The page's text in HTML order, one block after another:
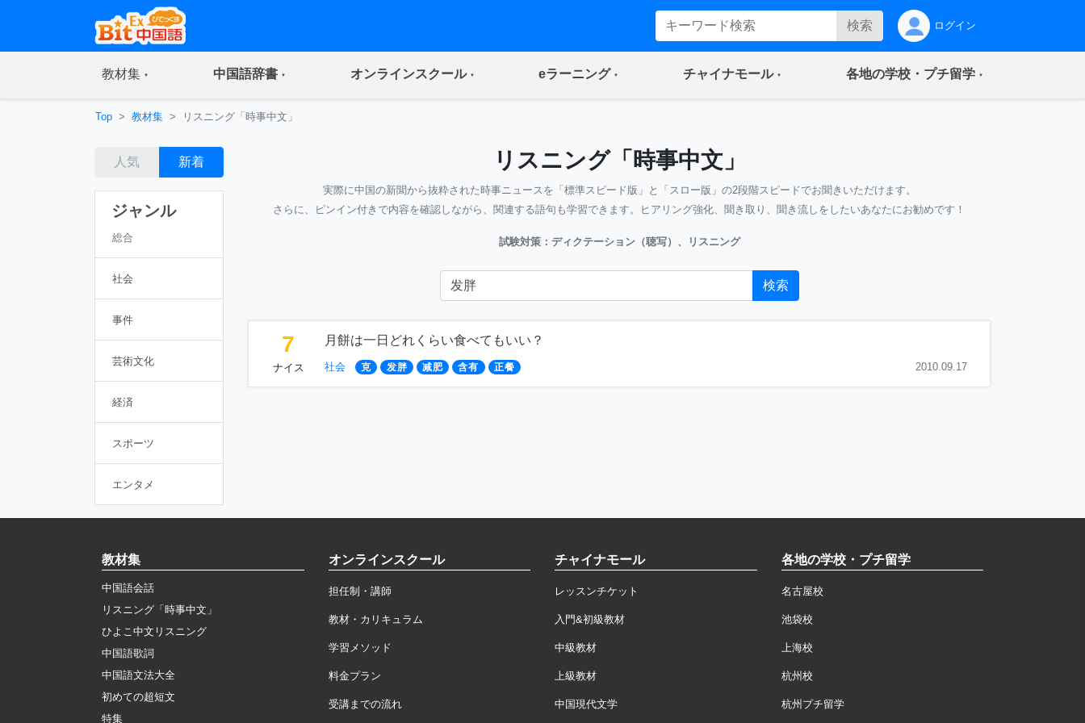
検索 ログイン
教材集(current) 中国語辞書(current) オンラインスクール(current) eラーニング(current) チャイナモール(current) 各地の学校・プチ留学(current)
Top 教材集 リスニング「時事中文」
人気 新着
ジャンル
総合
社会
事件
芸術文化
経済
スポーツ
エンタメ
リスニング「時事中文」
実際に中国の新聞から抜粋された時事ニュースを「標準スピード版」と「スロー版」の2段階スピードでお聞きいただけます。
さらに、ピンイン付きで内容を確認しながら、関連する語句も学習できます。ヒアリング強化、聞き取り、聞き流しをしたいあなたにお勧めです！
試験対策：ディクテーション（聴写）、リスニング
検索
7
ナイス
月餅は一日どれくらい食べてもいい？
社会 克 发胖 减肥 含有 正餐 2010.09.17
教材集
中国語会話
リスニング「時事中文」
ひよこ中文リスニング
中国語歌詞
中国語文法大全
初めての超短文
特集
オンラインスクール
担任制・講師
教材・カリキュラム
学習メソッド
料金プラン
受講までの流れ
チャイナモール
レッスンチケット
入門&初級教材
中級教材
上級教材
中国現代文学
各地の学校・プチ留学
名古屋校
池袋校
上海校
杭州校
杭州プチ留学